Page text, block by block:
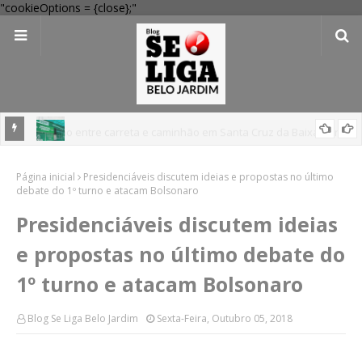
"cookieOptions = {close};"
compras
Página inicial
Presidenciáveis discutem ideias e propostas no último
debate do 1º turno e atacam Bolsonaro
Presidenciáveis discutem ideias
e propostas no último debate do
1º turno e atacam Bolsonaro
Blog Se Liga Belo Jardim Sexta-Feira, Outubro 05, 2018